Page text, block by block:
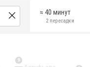
≈ 40 минут
2 пересадки
9